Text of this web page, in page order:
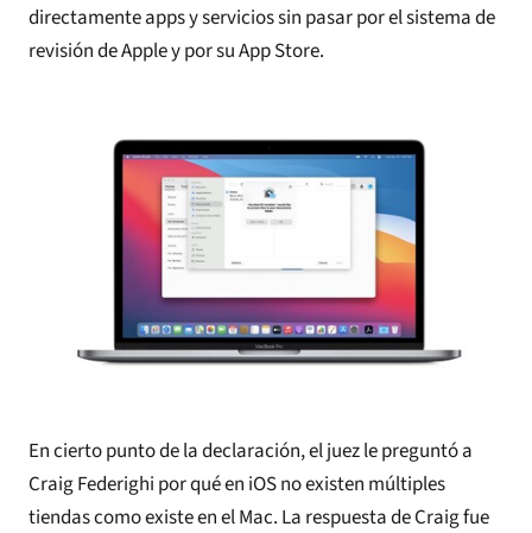
directamente apps y servicios sin pasar por el sistema de
revisión de Apple y por su App Store.
En cierto punto de la declaración, el juez le preguntó a
Craig Federighi por qué en iOS no existen múltiples
tiendas como existe en el Mac. La respuesta de Craig fue